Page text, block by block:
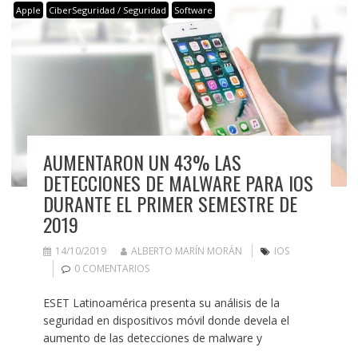
Apple CiberSeguridad / Seguridad Software
AUMENTARON UN 43% LAS
DETECCIONES DE MALWARE PARA IOS
DURANTE EL PRIMER SEMESTRE DE
2019
14/10/2019 ALBERTO MARÍN MORÁN
IOS
0 COMENTARIOS
ESET Latinoamérica presenta su análisis de la
seguridad en dispositivos móvil donde devela el
aumento de las detecciones de malware y